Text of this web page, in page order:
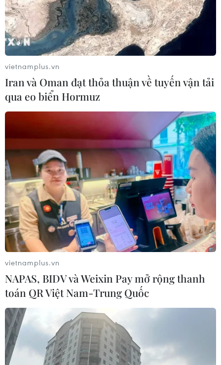
vietnamplus.vn
Iran và Oman đạt thỏa thuận về tuyến vận tải
qua eo biển Hormuz
vietnamplus.vn
NAPAS, BIDV và Weixin Pay mở rộng thanh
toán QR Việt Nam-Trung Quốc